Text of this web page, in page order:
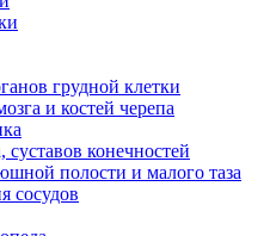
грудной клетки
и костей черепа
конечностей
полости и малого таза
сосудов